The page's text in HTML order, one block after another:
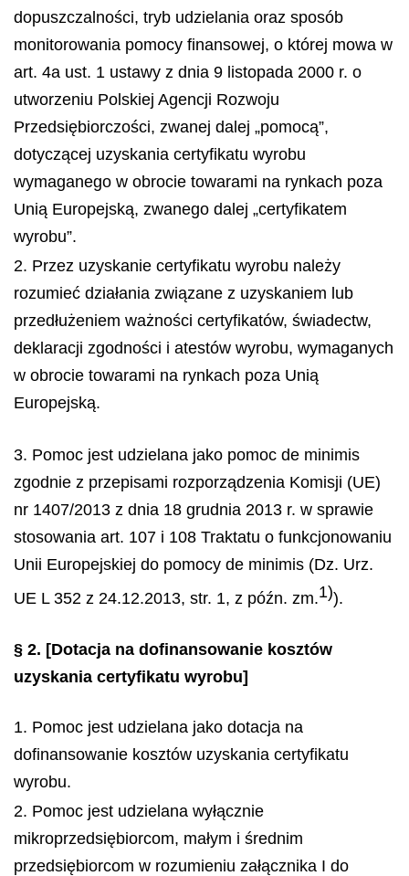
dopuszczalności, tryb udzielania oraz sposób
monitorowania pomocy finansowej, o której mowa w
art. 4a ust. 1 ustawy z dnia 9 listopada 2000 r. o
utworzeniu Polskiej Agencji Rozwoju
Przedsiębiorczości, zwanej dalej „pomocą”,
dotyczącej uzyskania certyfikatu wyrobu
wymaganego w obrocie towarami na rynkach poza
Unią Europejską, zwanego dalej „certyfikatem
wyrobu”.
2. Przez uzyskanie certyfikatu wyrobu należy
rozumieć działania związane z uzyskaniem lub
przedłużeniem ważności certyfikatów, świadectw,
deklaracji zgodności i atestów wyrobu, wymaganych
w obrocie towarami na rynkach poza Unią
Europejską.
3. Pomoc jest udzielana jako pomoc de minimis
zgodnie z przepisami rozporządzenia Komisji (UE)
nr 1407/2013 z dnia 18 grudnia 2013 r. w sprawie
stosowania art. 107 i 108 Traktatu o funkcjonowaniu
Unii Europejskiej do pomocy de minimis (Dz. Urz.
UE L 352 z 24.12.2013, str. 1, z późn. zm.1)).
§ 2. [Dotacja na dofinansowanie kosztów
uzyskania certyfikatu wyrobu]
1. Pomoc jest udzielana jako dotacja na
dofinansowanie kosztów uzyskania certyfikatu
wyrobu.
2. Pomoc jest udzielana wyłącznie
mikroprzedsiębiorcom, małym i średnim
przedsiębiorcom w rozumieniu załącznika I do